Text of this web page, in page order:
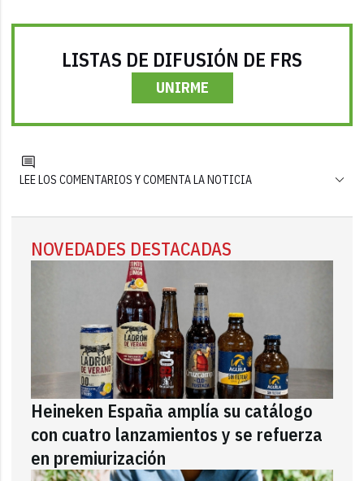
LISTAS DE DIFUSIÓN DE FRS
UNIRME
LEE LOS COMENTARIOS Y COMENTA LA NOTICIA
NOVEDADES DESTACADAS
Heineken España amplía su catálogo
con cuatro lanzamientos y se refuerza
en premiurización